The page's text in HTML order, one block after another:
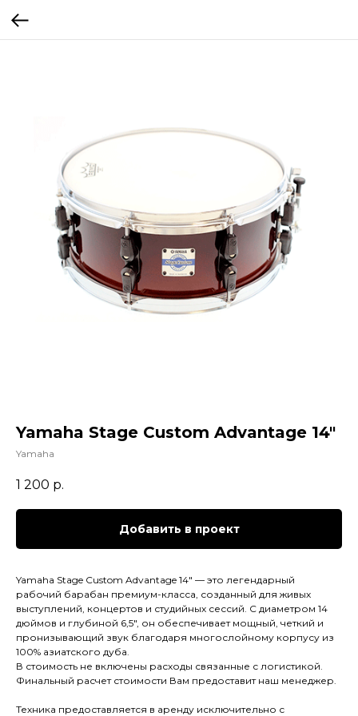
Yamaha Stage Сustom Advantage 14"
Yamaha
1 200 р.
Добавить в проект
Yamaha Stage Custom Advantage 14" — это легендарный
рабочий барабан премиум-класса, созданный для живых
выступлений, концертов и студийных сессий. С диаметром 14
дюймов и глубиной 6,5", он обеспечивает мощный, четкий и
пронизывающий звук благодаря многослойному корпусу из
100% азиатского дуба.
В стоимость не включены расходы связанные с логистикой.
Финальный расчет стоимости Вам предоставит наш менеджер.
Техника предоставляется в аренду исключительно с